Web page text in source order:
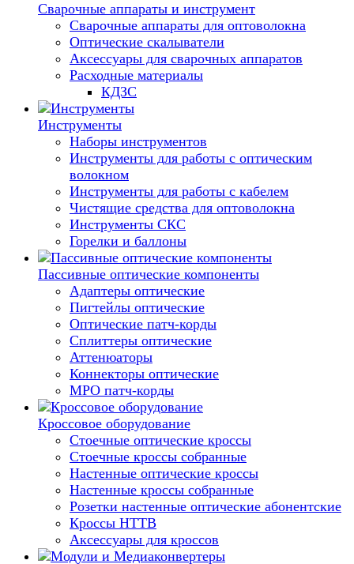
Сварочные аппараты и инструмент
Сварочные аппараты для оптоволокна
Оптические скалыватели
Аксессуары для сварочных аппаратов
Расходные материалы
КДЗС
Инструменты
Наборы инструментов
Инструменты для работы с оптическим
волокном
Инструменты для работы с кабелем
Чистящие средства для оптоволокна
Инструменты СКС
Горелки и баллоны
Пассивные оптические компоненты
Адаптеры оптические
Пигтейлы оптические
Оптические патч-корды
Сплиттеры оптические
Аттенюаторы
Коннекторы оптические
MPO патч-корды
Кроссовое оборудование
Стоечные оптические кроссы
Стоечные кроссы собранные
Настенные оптические кроссы
Настенные кроссы собранные
Розетки настенные оптические абонентские
Кроссы HTTB
Аксессуары для кроссов